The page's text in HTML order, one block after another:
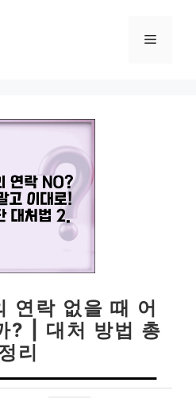
메
연락 없을 때 어
? | 대처 방법 총
리